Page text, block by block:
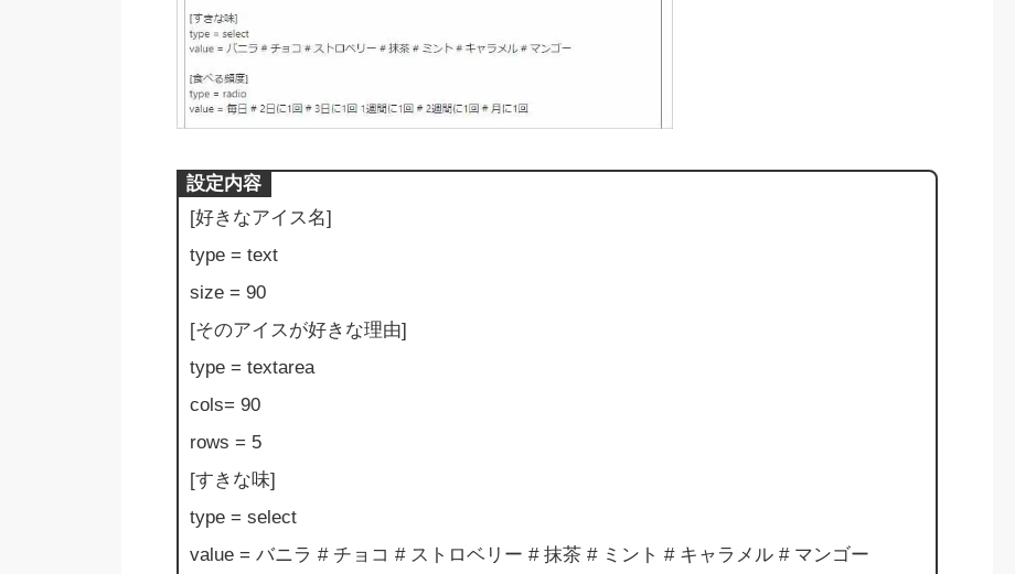
設定内容
[好きなアイス名]
type = text
size = 90
[そのアイスが好きな理由]
type = textarea
cols= 90
rows = 5
[すきな味]
type = select
value = バニラ # チョコ # ストロベリー # 抹茶 # ミント # キャラメル # マンゴー